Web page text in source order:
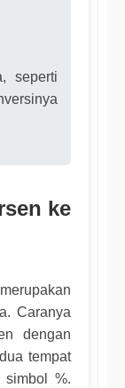
seperti
ke
Caranya
dengan
tempat
simbol %.